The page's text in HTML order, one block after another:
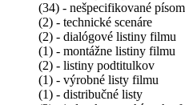
(34) - nešpecifikované
(2) - technické scenáre
(2) - dialógové listiny filmu
(1) - montážne listiny filmu
(2) - listiny podtitulkov
(1) - výrobné listy filmu
(1) - distribučné listy